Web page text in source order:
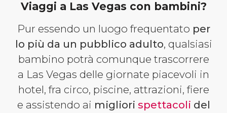
Viaggi a Las Vegas con bambini?
Pur essendo un luogo frequentato per
lo più da un pubblico adulto, qualsiasi
bambino potrà comunque trascorrere
a Las Vegas delle giornate piacevoli in
hotel, fra circo, piscine, attrazioni, fiere
e assistendo ai migliori spettacoli del